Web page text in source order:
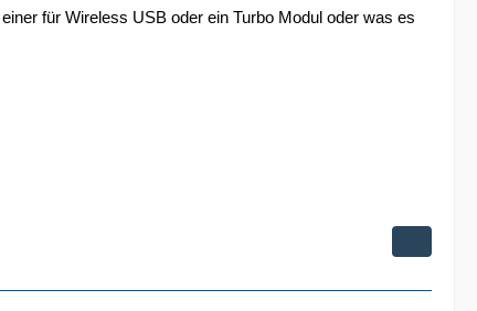
für Wireless USB oder ein Turbo Modul oder was es